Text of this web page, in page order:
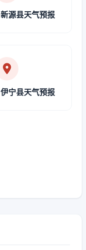
新源县天气预报
伊宁县天气预报